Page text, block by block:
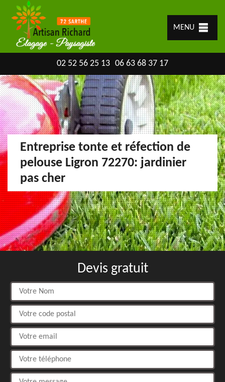
MENU
02 52 56 25 13 06 63 68 37 17
Entreprise tonte et réfection de
pelouse Ligron 72270: jardinier
pas cher
Devis gratuit